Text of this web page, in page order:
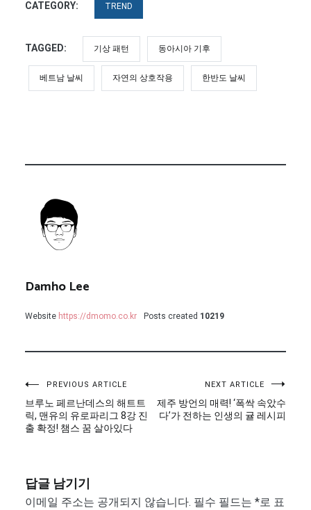
CATEGORY: TREND
TAGGED: 기상 패턴 동아시아 기후
베트남 날씨 자연의 상호작용 한반도 날씨
Damho Lee
Website https://dmomo.co.kr Posts created 10219
글
탐
색
PREVIOUS ARTICLE
브루노 페르난데스의 해트트
릭, 맨유의 유로파리그 8강 진
출 확정! 챔스 꿈 살아있다
NEXT ARTICLE
제주 방언의 매력! ‘폭싹 속았수
다’가 전하는 인생의 귤 레시피
답글 남기기
이메일 주소는 공개되지 않습니다. 필수 필드는 *로 표